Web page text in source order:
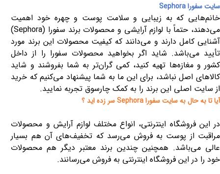
سایت سفوراSephora
خانم‌هایی که به زیبایی و سلامت پوست و چهره خود اهمیت
می‌دهند، حتماً با لوازم آرایشی و محصولات برند سفورا (Sephora
)
آشنایی کامل دارند و می‌دانند که کیفیت محصولات این برند مورد
تأیید می‌باشد. شاید اگر بخواهید محصولات سفورا را از داخل
کشور و مغازه‌ها تهیه کنید، کمی گران‌تر به شما بفروشند و شاید
کالاهای اصل نباشد، برای این ما به شما پیشنهاد می‌کنیم که خرید
از سایت اصلی این برند را به کمک چارسوق تجربه نمایید.
آیا تا به حال به سایت سفوراSephoraسر زده اید ؟
در این فروشگاه اینترنتی، انواع مختلف لوازم آرایش و محصولات
مراقبت از پوست به فروش می‌رسد که تخفیف‌های آن هم بسیار
عالی می‌باشد. همچنین چندین برند معتبر دیگر هم محصولات
خود را در این فروشگاه اینترنتی به فروش می‌رسانند.